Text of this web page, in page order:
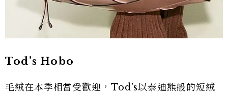
Tod’s Hobo
毛絨在本季相當受歡迎，Tod’s以泰迪熊般的短絨